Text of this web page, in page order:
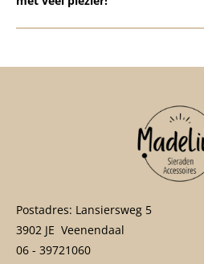
Postadres: Lansiersweg 5
3902 JE Veenendaal
06 - 39721060